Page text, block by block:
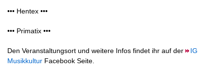
••• Hentex •••
••• Primatix •••
Den Veranstaltungsort und weitere Infos findet ihr auf der
IG
Musikkultur Facebook Seite.